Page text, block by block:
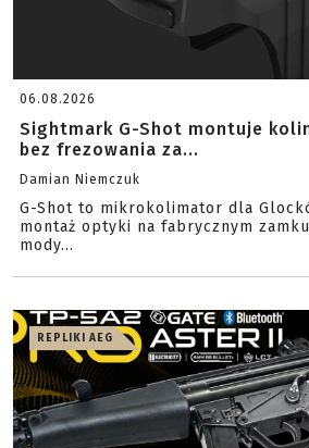
06.08.2026
Sightmark G-Shot montuje
bez frezowania za...
Damian Niemczuk
G-Shot to mikrokolimator dla
montaż optyki na fabrycznym
mody...
REPLIKI AEG